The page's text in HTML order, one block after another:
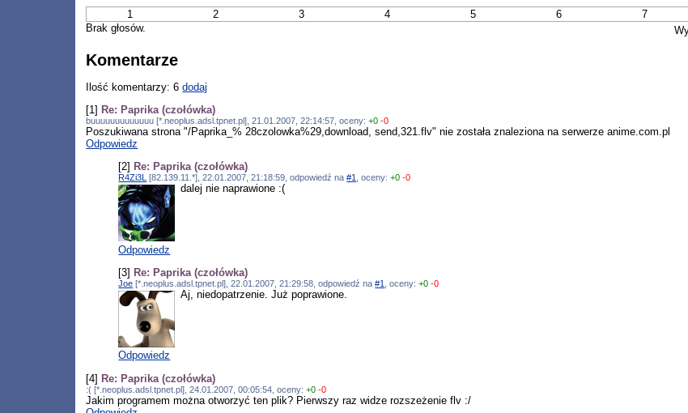
1 2 3 4 5 6 7
Brak głosów.
Komentarze
Ilość komentarzy: 6dodaj
[1] Re: Paprika (czołówka)
buuuuuuuuuuuuu [*.neoplus.adsl.tpnet.pl], 21.01.2007, 22:14:57, oceny:+0 -0
Poszukiwana strona "/Paprika_% 28czolowka%29,download, send,321.flv" nie została znaleziona na serwerze anime.com.pl
Odpowiedz
[2] Re: Paprika (czołówka)
R4Zi3L [82.139.11.*], 22.01.2007, 21:18:59, odpowiedź na#1 , oceny:+0 -0
dalej nie naprawione :(
Odpowiedz
[3] Re: Paprika (czołówka)
Joe [*.neoplus.adsl.tpnet.pl], 22.01.2007, 21:29:58, odpowiedź na#1 , oceny:+0 -0
Aj, niedopatrzenie. Już poprawione.
Odpowiedz
[4] Re: Paprika (czołówka)
:( [*.neoplus.adsl.tpnet.pl], 24.01.2007, 00:05:54, oceny:+0 -0
Jakim programem można otworzyć ten plik? Pierwszy raz widze rozszeżenie flv :/